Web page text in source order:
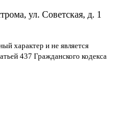
ул. Советская, д. 1
характер и не является
437 Гражданского кодекса